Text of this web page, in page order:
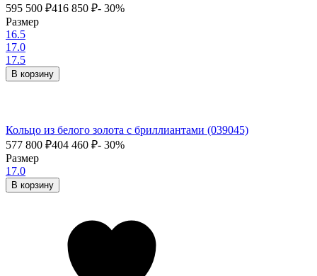
595 500 ₽416 850 ₽- 30%
Размер
16.5
17.0
17.5
В корзину
Кольцо из белого золота с бриллиантами (039045)
577 800 ₽404 460 ₽- 30%
Размер
17.0
В корзину